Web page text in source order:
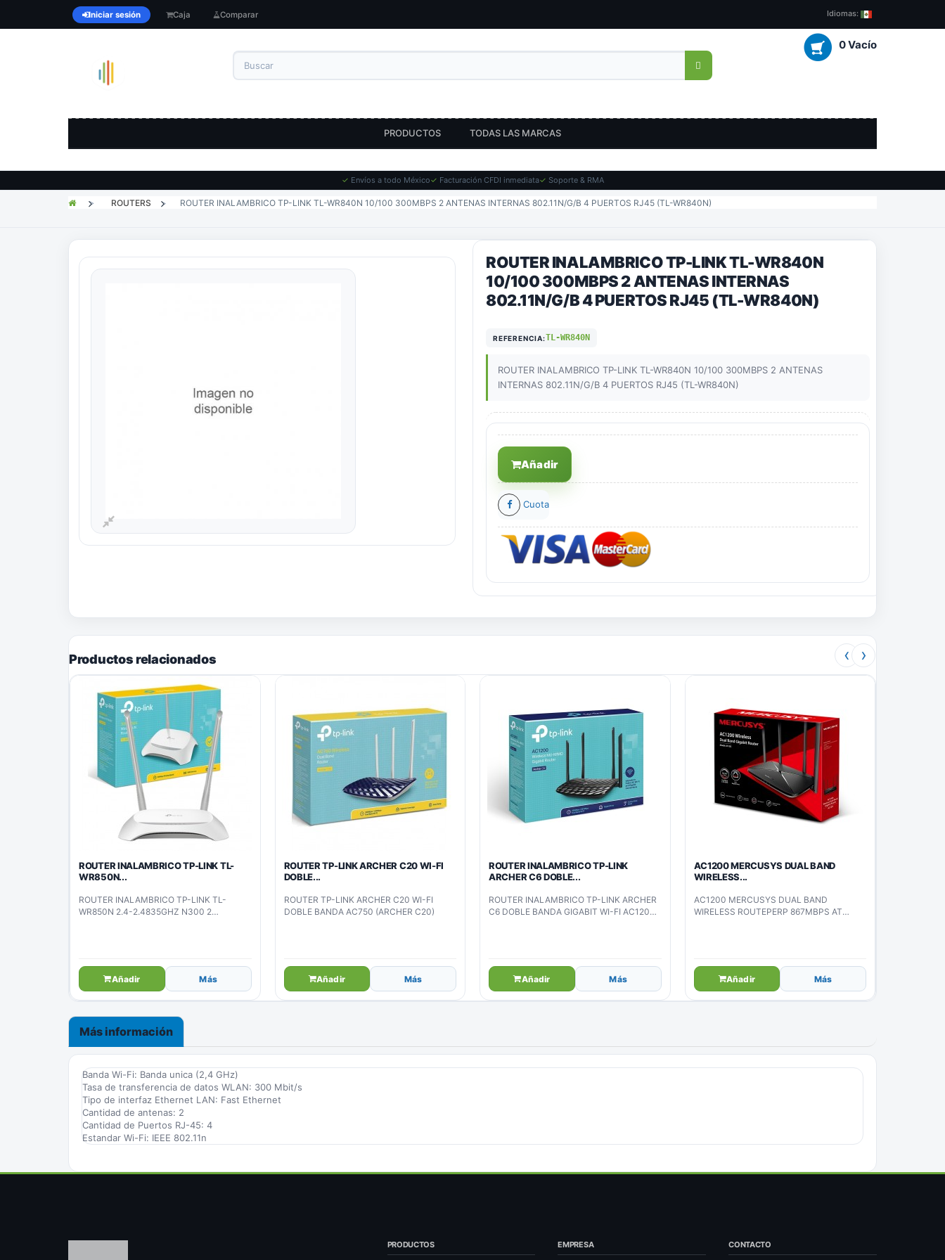
✓ Envíos a todo México✓ Facturación CFDI inmediata✓ Soporte & RMA
Iniciar sesión Caja Comparar Idiomas:
0 Vacío
PRODUCTOS TODAS LAS MARCAS
> ROUTERS > ROUTER INALAMBRICO TP-LINK TL-WR840N 10/100 300MBPS 2 ANTENAS INTERNAS 802.11N/G/B 4 PUERTOS RJ45 (TL-WR840N)
ROUTER INALAMBRICO TP-LINK TL-WR840N
10/100 300MBPS 2 ANTENAS INTERNAS
802.11N/G/B 4 PUERTOS RJ45 (TL-WR840N)
REFERENCIA:TL-WR840N
ROUTER INALAMBRICO TP-LINK TL-WR840N 10/100 300MBPS 2 ANTENAS
INTERNAS 802.11N/G/B 4 PUERTOS RJ45 (TL-WR840N)
Añadir
Cuota
Productos relacionados ‹ ›
ROUTER INALAMBRICO TP-LINK TL-
WR850N...
ROUTER INALAMBRICO TP-LINK TL-
WR850N 2.4-2.4835GHZ N300 2
Añadir Más
ROUTER TP-LINK ARCHER C20 WI-FI
DOBLE...
ROUTER TP-LINK ARCHER C20 WI-FI
DOBLE BANDA AC750 (ARCHER C20)
Añadir Más
ROUTER INALAMBRICO TP-LINK
ARCHER C6 DOBLE...
ROUTER INALAMBRICO TP-LINK ARCHER
C6 DOBLE BANDA GIGABIT WI-FI AC1200
Añadir Más
AC1200 MERCUSYS DUAL BAND
WIRELESS...
AC1200 MERCUSYS DUAL BAND
WIRELESS ROUTEPERP 867MBPS AT
Añadir Más
Más información
Banda Wi-Fi: Banda unica (2,4 GHz)
Tasa de transferencia de datos WLAN: 300 Mbit/s
Tipo de interfaz Ethernet LAN: Fast Ethernet
Cantidad de antenas: 2
Cantidad de Puertos RJ-45: 4
Estandar Wi-Fi: IEEE 802.11n
PRODUCTOS EMPRESA CONTACTO